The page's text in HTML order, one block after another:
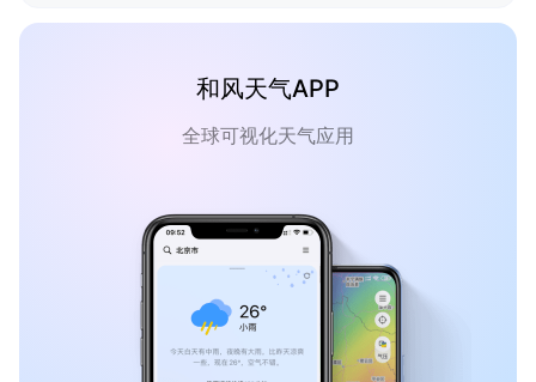
和风天气APP
全球可视化天气应用